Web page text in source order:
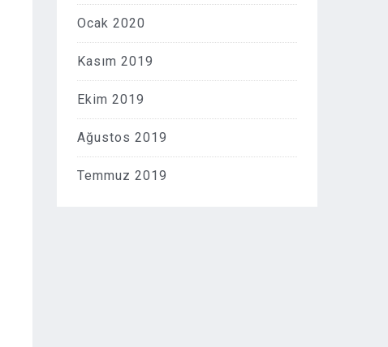
Ocak 2020
Kasım 2019
Ekim 2019
Ağustos 2019
Temmuz 2019